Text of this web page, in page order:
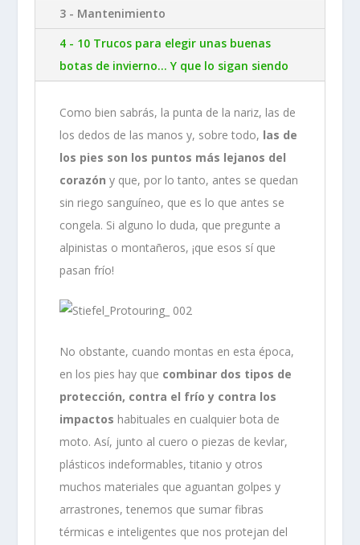
3 - Mantenimiento
4 - 10 Trucos para elegir unas buenas
botas de invierno… Y que lo sigan siendo
Como bien sabrás, la punta de la nariz, las de
los dedos de las manos y, sobre todo, las de
los pies son los puntos más lejanos del
corazón y que, por lo tanto, antes se quedan
sin riego sanguíneo, que es lo que antes se
congela. Si alguno lo duda, que pregunte a
alpinistas o montañeros, ¡que esos sí que
pasan frío!
No obstante, cuando montas en esta época,
en los pies hay que combinar dos tipos de
protección, contra el frío y contra los
impactos habituales en cualquier bota de
moto. Así, junto al cuero o piezas de kevlar,
plásticos indeformables, titanio y otros
muchos materiales que aguantan golpes y
arrastrones, tenemos que sumar fibras
térmicas e inteligentes que nos protejan del